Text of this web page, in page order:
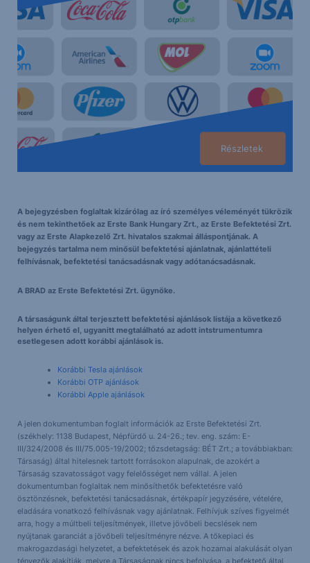
Részletek
A bejegyzésben foglaltak kizárólag az író személyes véleményét tükrözik
és nem tekinthetőek az Erste Bank Hungary Zrt., az Erste Befektetési Zrt.
vagy az Erste Alapkezelő Zrt. hivatalos szakmai álláspontjának. A
bejegyzés tartalma nem minősül befektetési ajánlatnak, ajánlattételi
felhívásnak, befektetési tanácsadásnak vagy adótanácsadásnak.
A BRAD az Erste Befektetési Zrt. ügynöke.
A társaságunk által terjesztett befektetési ajánlások listája a következő
helyen érhető el, ugyanitt megtalálható az adott intstrumentumra
esetlegesen adott korábbi ajánlások is.
Korábbi Tesla ajánlások
Korábbi OTP ajánlások
Korábbi Apple ajánlások
A jelen dokumentumban foglalt információk az Erste Befektetési Zrt.
(székhely: 1138 Budapest, Népfürdő u. 24-26.; tev. eng. szám: E-
III/324/2008 és III/75.005-19/2002; tőzsdetagság: BÉT Zrt.; a továbbiakban:
Társaság) által hitelesnek tartott forrásokon alapulnak, de azokért a
Társaság szavatosságot vagy felelősséget nem vállal. A jelen
dokumentumban foglaltak nem minősíthetők befektetésre való
ösztönzésnek, befektetési tanácsadásnak, értékpapír jegyzésére, vételére,
eladására vonatkozó felhívásnak vagy ajánlatnak. Felhívjuk szíves figyelmét
arra, hogy a múltbeli teljesítmények, illetve jövőbeli becslések nem
nyújtanak garanciát a jövőbeli teljesítményre nézve. A tőkepiaci és
makrogazdasági helyzetet, a befektetések és azok hozamai alakulását olyan
tényezők alakítják, melyre a Társaságnak nincs befolyása, a befektető által